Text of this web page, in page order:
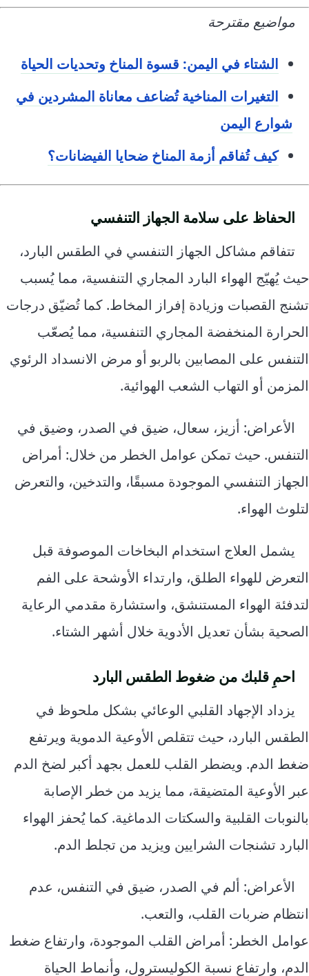
مواضيع مقترحة
الشتاء في اليمن: قسوة المناخ وتحديات الحياة
التغيرات المناخية تُضاعف معاناة المشردين في
شوارع اليمن
كيف تُفاقم أزمة المناخ ضحايا الفيضانات؟
الحفاظ على سلامة الجهاز التنفسي
تتفاقم مشاكل الجهاز التنفسي في الطقس البارد،
حيث يُهيّج الهواء البارد المجاري التنفسية، مما يُسبب
تشنج القصبات وزيادة إفراز المخاط. كما تُضيّق درجات
الحرارة المنخفضة المجاري التنفسية، مما يُصعّب
التنفس على المصابين بالربو أو مرض الانسداد الرئوي
المزمن أو التهاب الشعب الهوائية.
الأعراض: أزيز، سعال، ضيق في الصدر، وضيق في
التنفس. حيث تمكن عوامل الخطر من خلال: أمراض
الجهاز التنفسي الموجودة مسبقًا، والتدخين، والتعرض
لتلوث الهواء.
يشمل العلاج استخدام البخاخات الموصوفة قبل
التعرض للهواء الطلق، وارتداء الأوشحة على الفم
لتدفئة الهواء المستنشق، واستشارة مقدمي الرعاية
الصحية بشأن تعديل الأدوية خلال أشهر الشتاء.
احمِ قلبك من ضغوط الطقس البارد
يزداد الإجهاد القلبي الوعائي بشكل ملحوظ في
الطقس البارد، حيث تتقلص الأوعية الدموية ويرتفع
ضغط الدم. ويضطر القلب للعمل بجهد أكبر لضخ الدم
عبر الأوعية المتضيقة، مما يزيد من خطر الإصابة
بالنوبات القلبية والسكتات الدماغية. كما يُحفز الهواء
البارد تشنجات الشرايين ويزيد من تجلط الدم.
الأعراض: ألم في الصدر، ضيق في التنفس، عدم
انتظام ضربات القلب، والتعب.
عوامل الخطر: أمراض القلب الموجودة، وارتفاع ضغط
الدم، وارتفاع نسبة الكوليسترول، وأنماط الحياة